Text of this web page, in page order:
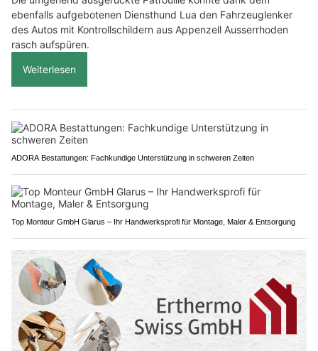
ebenfalls aufgebotenen Diensthund Lua den Fahrzeuglenker
des Autos mit Kontrollschildern aus Appenzell Ausserrhoden
rasch aufspüren.
Weiterlesen
ADORA Bestattungen: Fachkundige Unterstützung in schweren Zeiten
Top Monteur GmbH Glarus – Ihr Handwerksprofi für Montage, Maler & Entsorgung